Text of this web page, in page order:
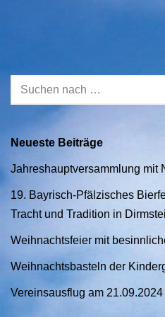
Neueste Beiträge
Jahreshauptversammlung mit
19. Bayrisch-Pfälzisches
Tracht und Tradition in
Weihnachtsfeier mit
Weihnachtsbasteln der
Vereinsausflug am 21.09.2024